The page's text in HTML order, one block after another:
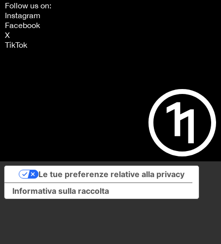
Follow us on:
Instagram
Facebook
X
TikTok
Informativa sulla raccolta
Le tue preferenze relative alla privacy